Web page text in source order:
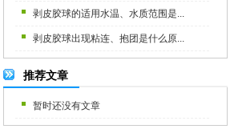
剥皮胶球的适用水温、水质范围是...
剥皮胶球出现粘连、抱团是什么原...
推荐文章
暂时还没有文章